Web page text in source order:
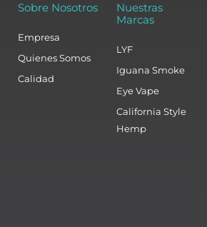
Sobre Nosotros
Empresa
Quienes Somos
Calidad
Nuestras
Marcas
LYF
Iguana Smoke
Eye Vape
California Style
Hemp